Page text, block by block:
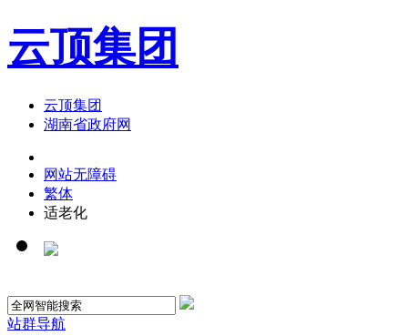
云顶集团
云顶集团
湖南省政府网
网站无障碍
繁体
适老化
站群导航